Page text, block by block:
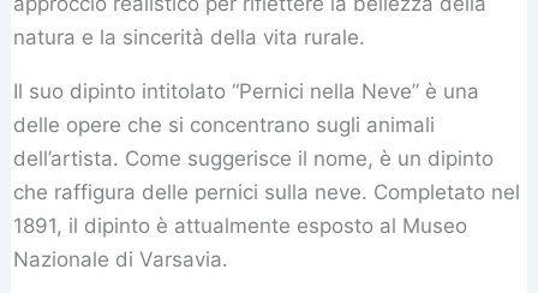
natura e la sincerità della vita rurale.
Il suo dipinto intitolato “Pernici nella Neve” è una
delle opere che si concentrano sugli animali
dell’artista. Come suggerisce il nome, è un dipinto
che raffigura delle pernici sulla neve. Completato nel
1891, il dipinto è attualmente esposto al Museo
Nazionale di Varsavia.